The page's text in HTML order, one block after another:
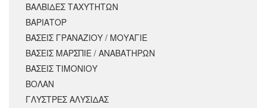
ΒΑΛΒΙΔΕΣ ΤΑΧΥΤΗΤΩΝ
ΒΑΡΙΑΤΟΡ
ΒΑΣΕΙΣ ΓΡΑΝΑΖΙΟΥ / ΜΟΥΑΓΙΕ
ΒΑΣΕΙΣ ΜΑΡΣΠΙΕ / ΑΝΑΒΑΤΗΡΩΝ
ΒΑΣΕΙΣ ΤΙΜΟΝΙΟΥ
ΒΟΛΑΝ
ΓΛΥΣΤΡΕΣ ΑΛΥΣΙΔΑΣ